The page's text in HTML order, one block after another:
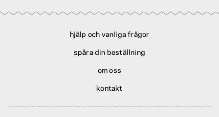
hjälp och vanliga frågor
spåra din beställning
om oss
kontakt